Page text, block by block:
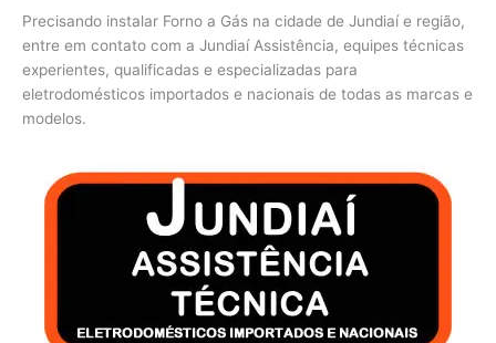
Precisando instalar Forno a Gás na cidade de Jundiaí e região,
entre em contato com a Jundiaí Assistência, equipes técnicas
experientes, qualificadas e especializadas para
eletrodomésticos importados e nacionais de todas as marcas e
modelos.